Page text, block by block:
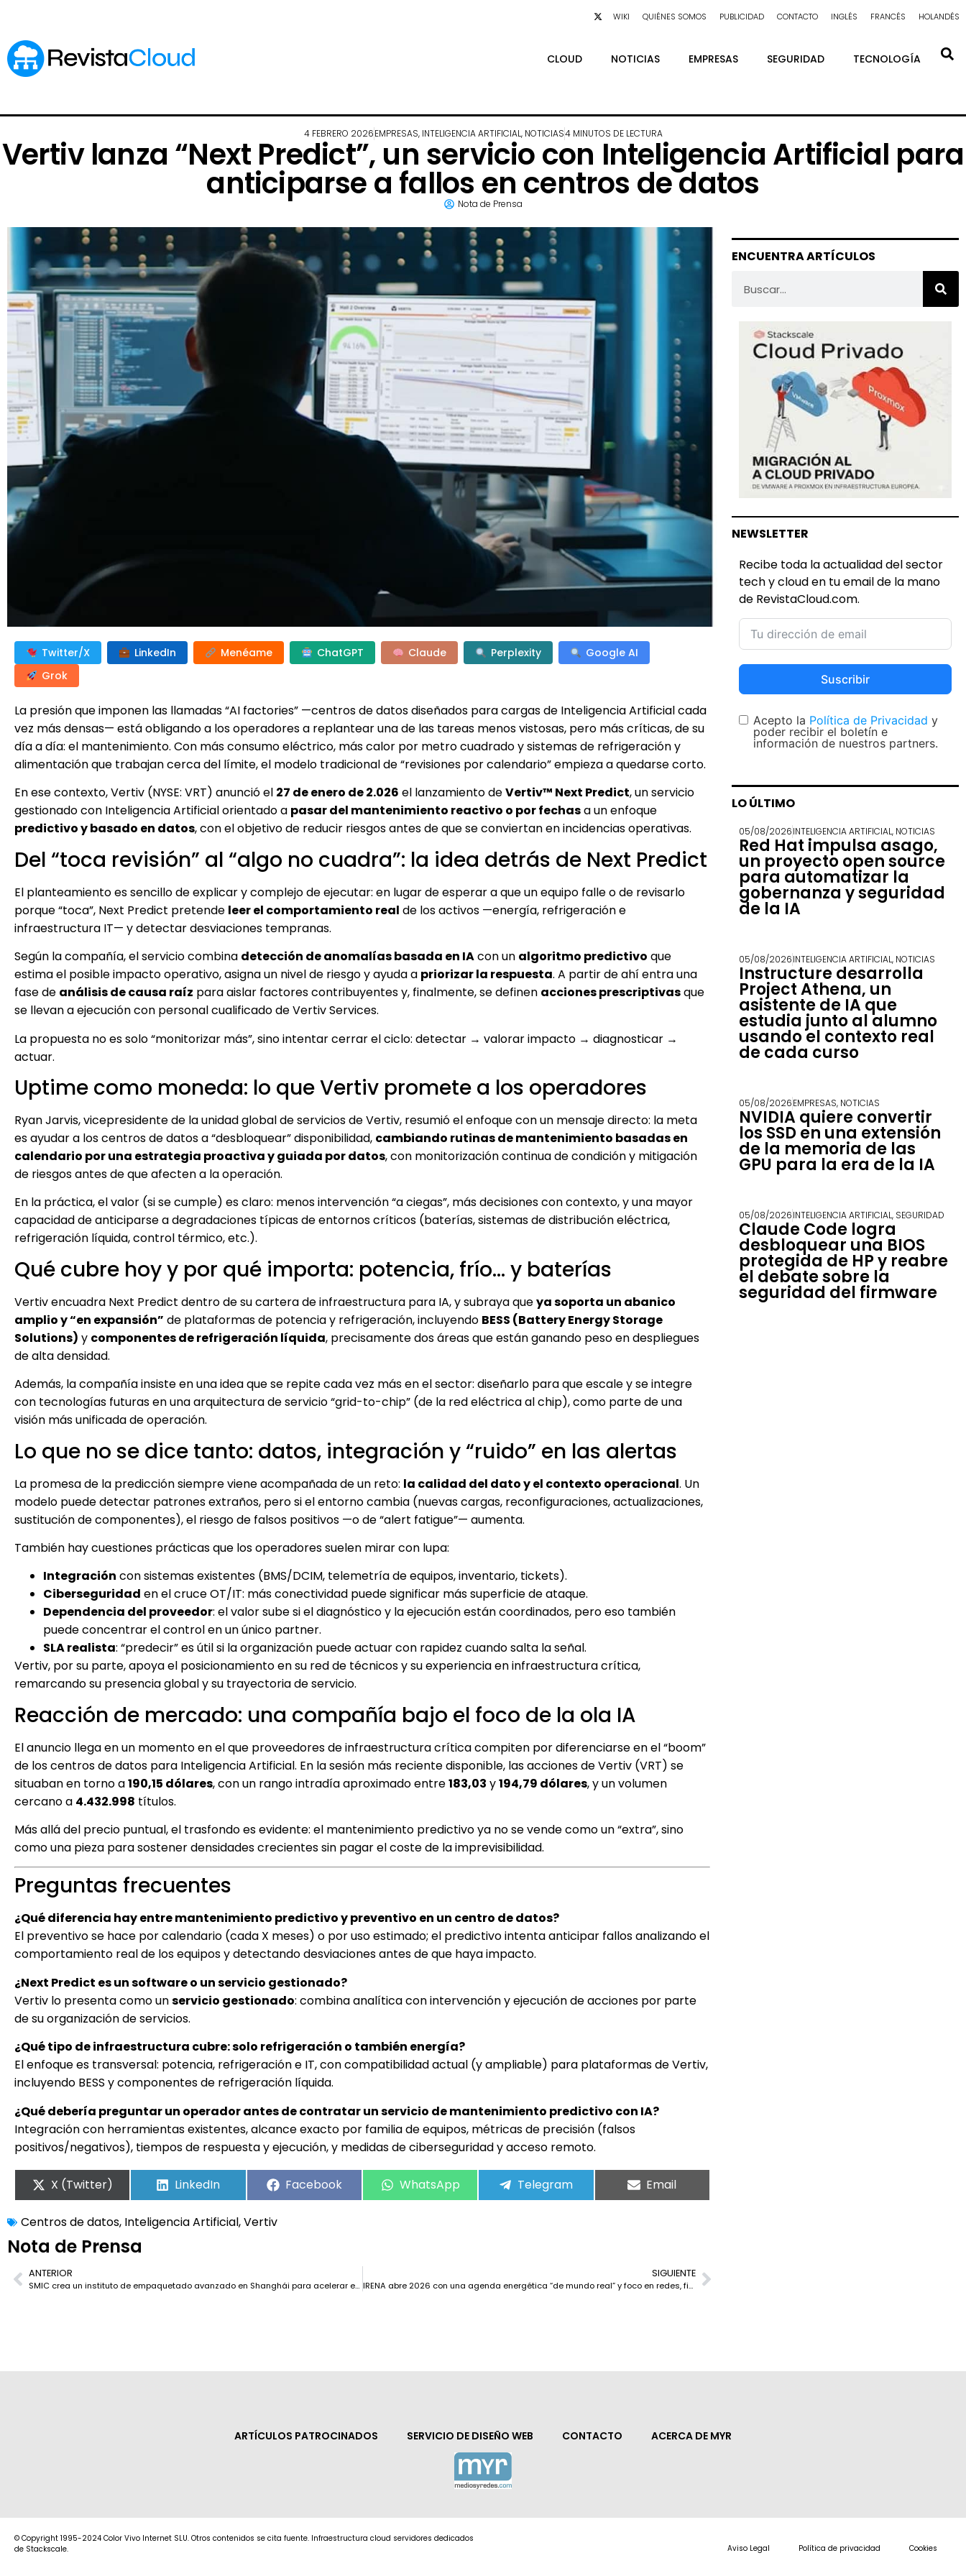
WIKI QUIÉNES SOMOS PUBLICIDAD CONTACTO INGLÉS FRANCÉS HOLANDÉS
CLOUD NOTICIAS EMPRESAS SEGURIDAD TECNOLOGÍA
4 FEBRERO 2026EMPRESAS, INTELIGENCIA ARTIFICIAL, NOTICIAS4 MINUTOS DE LECTURA
Vertiv lanza “Next Predict”, un servicio con Inteligencia Artificial para
anticiparse a fallos en centros de datos
Nota de Prensa
Twitter/X LinkedIn Menéame ChatGPT Claude Perplexity
Google AI
Grok
La presión que imponen las llamadas “AI factories” —centros de datos diseñados para cargas de Inteligencia Artificial cada
vez más densas— está obligando a los operadores a replantear una de las tareas menos vistosas, pero más críticas, de su
día a día: el mantenimiento. Con más consumo eléctrico, más calor por metro cuadrado y sistemas de refrigeración y
alimentación que trabajan cerca del límite, el modelo tradicional de “revisiones por calendario” empieza a quedarse corto.
En ese contexto, Vertiv (NYSE: VRT) anunció el 27 de enero de 2.026 el lanzamiento deVertiv™ Next Predict, un servicio
gestionado con Inteligencia Artificial orientado a pasar del mantenimiento reactivo o por fechasa un enfoque
predictivo y basado en datos, con el objetivo de reducir riesgos antes de que se conviertan en incidencias operativas.
Del “toca revisión” al “algo no cuadra”: la idea detrás de Next Predict
El planteamiento es sencillo de explicar y complejo de ejecutar: en lugar de esperar a que un equipo falle o de revisarlo
porque “toca”, Next Predict pretende leer el comportamiento real de los activos —energía, refrigeración e
infraestructura IT— y detectar desviaciones tempranas.
Según la compañía, el servicio combina detección de anomalías basada en IAcon un algoritmo predictivo que
estima el posible impacto operativo, asigna un nivel de riesgo y ayuda a priorizar la respuesta. A partir de ahí entra una
fase de análisis de causa raíz para aislar factores contribuyentes y, finalmente, se definen acciones prescriptivasque
se llevan a ejecución con personal cualificado de Vertiv Services.
La propuesta no es solo “monitorizar más”, sino intentar cerrar el ciclo: detectar → valorar impacto → diagnosticar →
actuar.
Uptime como moneda: lo que Vertiv promete a los operadores
Ryan Jarvis, vicepresidente de la unidad global de servicios de Vertiv, resumió el enfoque con un mensaje directo: la meta
es ayudar a los centros de datos a “desbloquear” disponibilidad, cambiando rutinas de mantenimiento basadas en
calendario por una estrategia proactiva y guiada por datos, con monitorización continua de condición y mitigación
de riesgos antes de que afecten a la operación.
En la práctica, el valor (si se cumple) es claro: menos intervención “a ciegas”, más decisiones con contexto, y una mayor
capacidad de anticiparse a degradaciones típicas de entornos críticos (baterías, sistemas de distribución eléctrica,
refrigeración líquida, control térmico, etc.).
Qué cubre hoy y por qué importa: potencia, frío… y baterías
Vertiv encuadra Next Predict dentro de su cartera de infraestructura para IA, y subraya queya soporta un abanico
amplio y “en expansión” de plataformas de potencia y refrigeración, incluyendo BESS (Battery Energy Storage
Solutions) y componentes de refrigeración líquida, precisamente dos áreas que están ganando peso en despliegues
de alta densidad.
Además, la compañía insiste en una idea que se repite cada vez más en el sector: diseñarlo para que escale y se integre
con tecnologías futuras en una arquitectura de servicio “grid-to-chip” (de la red eléctrica al chip), como parte de una
visión más unificada de operación.
Lo que no se dice tanto: datos, integración y “ruido” en las alertas
La promesa de la predicción siempre viene acompañada de un reto: la calidad del dato y el contexto operacional. Un
modelo puede detectar patrones extraños, pero si el entorno cambia (nuevas cargas, reconfiguraciones, actualizaciones,
sustitución de componentes), el riesgo de falsos positivos —o de “alert fatigue”— aumenta.
También hay cuestiones prácticas que los operadores suelen mirar con lupa:
Integración con sistemas existentes (BMS/DCIM, telemetría de equipos, inventario, tickets).
Ciberseguridad en el cruce OT/IT: más conectividad puede significar más superficie de ataque.
Dependencia del proveedor: el valor sube si el diagnóstico y la ejecución están coordinados, pero eso también
puede concentrar el control en un único partner.
SLA realista: “predecir” es útil si la organización puede actuar con rapidez cuando salta la señal.
Vertiv, por su parte, apoya el posicionamiento en su red de técnicos y su experiencia en infraestructura crítica,
remarcando su presencia global y su trayectoria de servicio.
Reacción de mercado: una compañía bajo el foco de la ola IA
El anuncio llega en un momento en el que proveedores de infraestructura crítica compiten por diferenciarse en el “boom”
de los centros de datos para Inteligencia Artificial. En la sesión más reciente disponible, las acciones de Vertiv (VRT) se
situaban en torno a190,15 dólares, con un rango intradía aproximado entre183,03 y194,79 dólares, y un volumen
cercano a 4.432.998 títulos.
Más allá del precio puntual, el trasfondo es evidente: el mantenimiento predictivo ya no se vende como un “extra”, sino
como una pieza para sostener densidades crecientes sin pagar el coste de la imprevisibilidad.
Preguntas frecuentes
¿Qué diferencia hay entre mantenimiento predictivo y preventivo en un centro de datos?
El preventivo se hace por calendario (cada X meses) o por uso estimado; el predictivo intenta anticipar fallos analizando el
comportamiento real de los equipos y detectando desviaciones antes de que haya impacto.
¿Next Predict es un software o un servicio gestionado?
Vertiv lo presenta como unservicio gestionado: combina analítica con intervención y ejecución de acciones por parte
de su organización de servicios.
¿Qué tipo de infraestructura cubre: solo refrigeración o también energía?
El enfoque es transversal: potencia, refrigeración e IT, con compatibilidad actual (y ampliable) para plataformas de Vertiv,
incluyendo BESS y componentes de refrigeración líquida.
¿Qué debería preguntar un operador antes de contratar un servicio de mantenimiento predictivo con IA?
Integración con herramientas existentes, alcance exacto por familia de equipos, métricas de precisión (falsos
positivos/negativos), tiempos de respuesta y ejecución, y medidas de ciberseguridad y acceso remoto.
X (Twitter) LinkedIn Facebook WhatsApp Telegram Email
Centros de datos, Inteligencia Artificial,Vertiv
Nota de Prensa
ANTERIOR
SMIC crea un instituto de empaquetado avanzado en Shanghái para acelerar el salto a chips “tipo AI”
SIGUIENTE
IRENA abre 2026 con una agenda energética “de mundo real” y foco en redes, financiación e IA
ENCUENTRA ARTÍCULOS
NEWSLETTER
Recibe toda la actualidad del sector
tech y cloud en tu email de la mano
de RevistaCloud.com.
Suscribir
Acepto la Política de Privacidad y
poder recibir el boletín e
información de nuestros partners.
LO ÚLTIMO
05/08/2026INTELIGENCIA ARTIFICIAL, NOTICIAS
Red Hat impulsa asago,
un proyecto open source
para automatizar la
gobernanza y seguridad
de la IA
05/08/2026INTELIGENCIA ARTIFICIAL, NOTICIAS
Instructure desarrolla
Project Athena, un
asistente de IA que
estudia junto al alumno
usando el contexto real
de cada curso
05/08/2026EMPRESAS, NOTICIAS
NVIDIA quiere convertir
los SSD en una extensión
de la memoria de las
GPU para la era de la IA
05/08/2026INTELIGENCIA ARTIFICIAL, SEGURIDAD
Claude Code logra
desbloquear una BIOS
protegida de HP y reabre
el debate sobre la
seguridad del firmware
ARTÍCULOS PATROCINADOS SERVICIO DE DISEÑO WEB CONTACTO ACERCA DE MYR
© Copyright 1995-2024 Color Vivo Internet SLU. Otros contenidos se cita fuente. Infraestructura cloud servidores dedicados
de Stackscale.
Aviso Legal Política de privacidad Cookies